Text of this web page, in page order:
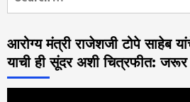
आरोग्य मंत्री राजेशजी टोपे साहेब
याची ही सूंदर अशी चित्रफीत: जरूर